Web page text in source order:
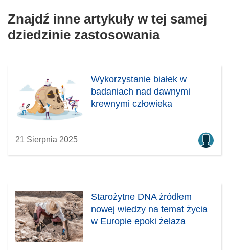
Znajdź inne artykuły w tej samej
dziedzinie zastosowania
Wykorzystanie białek w
badaniach nad dawnymi
krewnymi człowieka
21 Sierpnia 2025
Starożytne DNA źródłem
nowej wiedzy na temat życia
w Europie epoki żelaza